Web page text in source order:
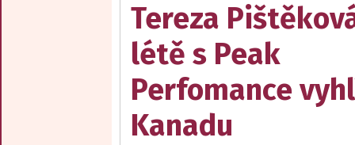
Tereza
létě s Peak
Perfomance
Kanadu